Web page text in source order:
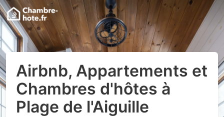
Airbnb, Appartements et
Chambres d'hôtes à
Plage de l'Aiguille